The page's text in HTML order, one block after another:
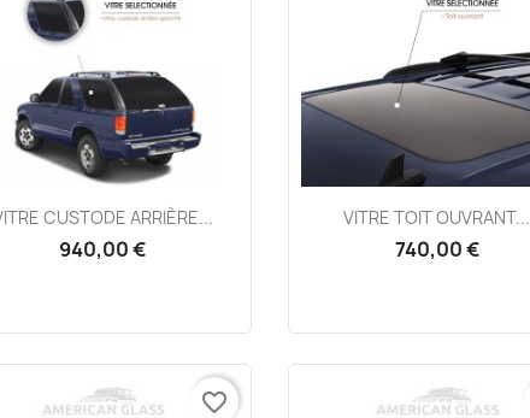
Aperçu rapide
CUSTODE ARRIÈRE...
940,00 €
Aperçu rapide
VITRE TOIT OUVRANT...
740,00 €
favorite_border